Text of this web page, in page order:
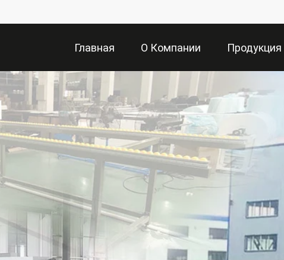
Главная
Страница
О Компании Продукция
Отправить Запрос